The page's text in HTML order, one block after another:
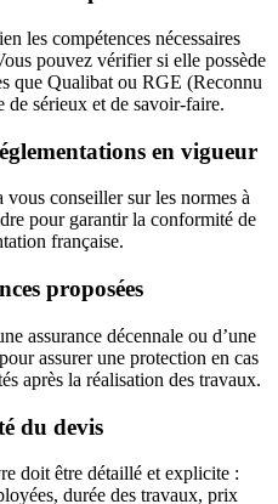
les compétences nécessaires
pouvez vérifier si elle possède
que Qualibat ou RGE (Reconnu
de sérieux et de savoir-faire.
en vigueur
conseiller sur les normes à
pour garantir la conformité de
française.
proposées
assurance décennale ou d’une
assurer une protection en cas
après la réalisation des travaux.
du devis
doit être détaillé et explicite :
durée des travaux, prix